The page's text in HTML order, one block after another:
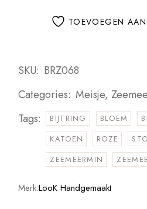
TOEVOEGEN
SKU: BRZ068
Categories: Meisje,
Tags:
BIJTRING BLOEM
KATOEN
ROZE
ZEEMEERMIN
Merk:LooK Handgemaakt